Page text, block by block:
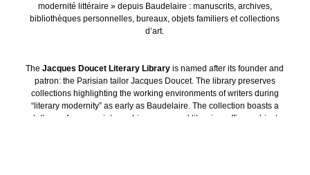
modernité littéraire » depuis Baudelaire : manuscrits, archives,
bibliothèques personnelles, bureaux, objets familiers et collections
d’art.
TheJacques Doucet Literary Library is named after its founder and
patron: the Parisian tailor Jacques Doucet. The library preserves
collections highlighting the working environments of writers during
“literary modernity” as early as Baudelaire. The collection boasts a
plethora of manuscripts, archives, personal libraries, offices, objects